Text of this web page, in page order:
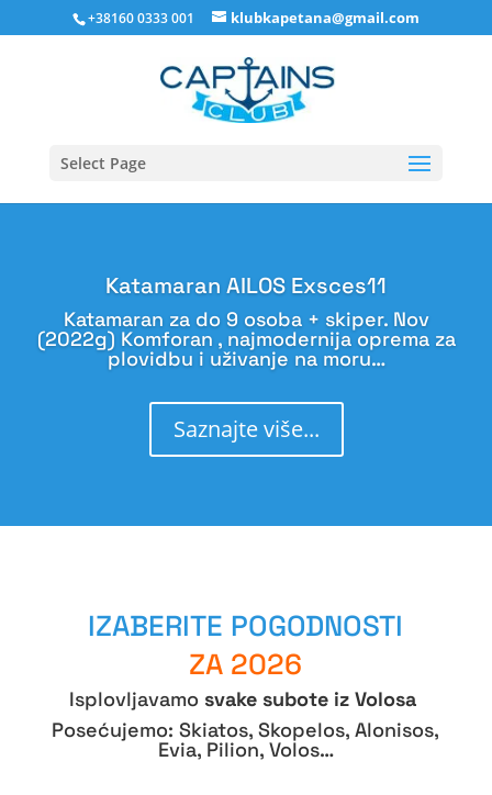
+38160 0333 001 klubkapetana@gmail.com
Select Page
Katamaran AILOS Exsces11
Katamaran za do 9 osoba + skiper. Nov
(2022g) Komforan , najmodernija oprema za
plovidbu i uživanje na moru…
Saznajte više...
IZABERITE POGODNOSTI
ZA 2026
Isplovljavamo svake subote iz Volosa
Posećujemo: Skiatos, Skopelos, Alonisos,
Evia, Pilion, Volos…